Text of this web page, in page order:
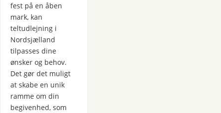
fest på en åben
mark, kan
teltudlejning i
Nordsjælland
tilpasses dine
ønsker og behov.
Det gør det muligt
at skabe en unik
ramme om din
begivenhed, som